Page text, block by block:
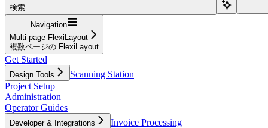
検索...
Navigation
Multi-page FlexiLayout
複数ページの FlexiLayout
Get Started
Design Tools
Scanning Station
Project Setup
Administration
Operator Guides
Developer & Integrations
Invoice Processing